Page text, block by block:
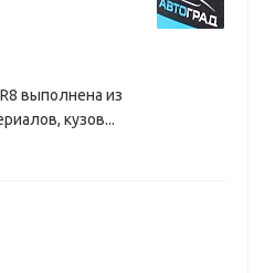
выполнена из
кузов...